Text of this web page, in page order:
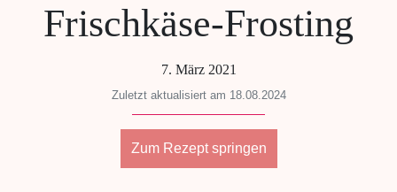
Frischkäse-Frosting
7. März 2021
Zuletzt aktualisiert am 18.08.2024
Zum Rezept springen